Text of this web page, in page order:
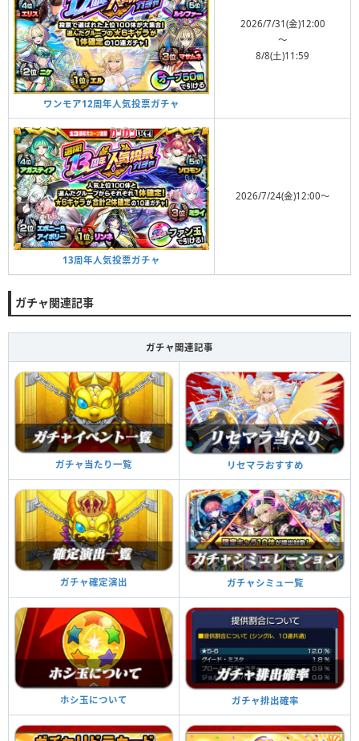
ワンモア12周年人気投票ガチャ
2026/7/31(金)12:00
〜
8/8(土)11:59
13周年人気投票ガチャ
2026/7/24(金)12:00〜
ガチャ関連記事
ガチャ関連記事
ガチャ当たり一覧 リセマラおすすめ
ガチャ確定演出 ガチャシミュ一覧
ホシ玉について ガチャ排出確率